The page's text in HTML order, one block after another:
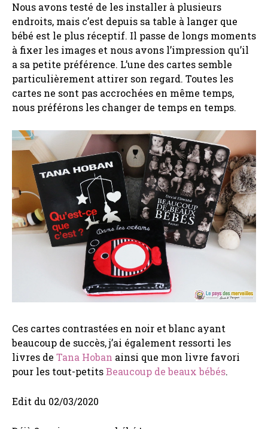
Nous avons testé de les installer à plusieurs
endroits, mais c’est depuis sa table à langer que
bébé est le plus réceptif. Il passe de longs moments
à fixer les images et nous avons l’impression qu’il
a sa petite préférence. L’une des cartes semble
particulièrement attirer son regard. Toutes les
cartes ne sont pas accrochées en même temps,
nous préférons les changer de temps en temps.
Ces cartes contrastées en noir et blanc ayant
beaucoup de succès, j’ai également ressorti les
livres de Tana Hoban ainsi que mon livre favori
pour les tout-petitsBeaucoup de beaux bébés.
Edit du 02/03/2020